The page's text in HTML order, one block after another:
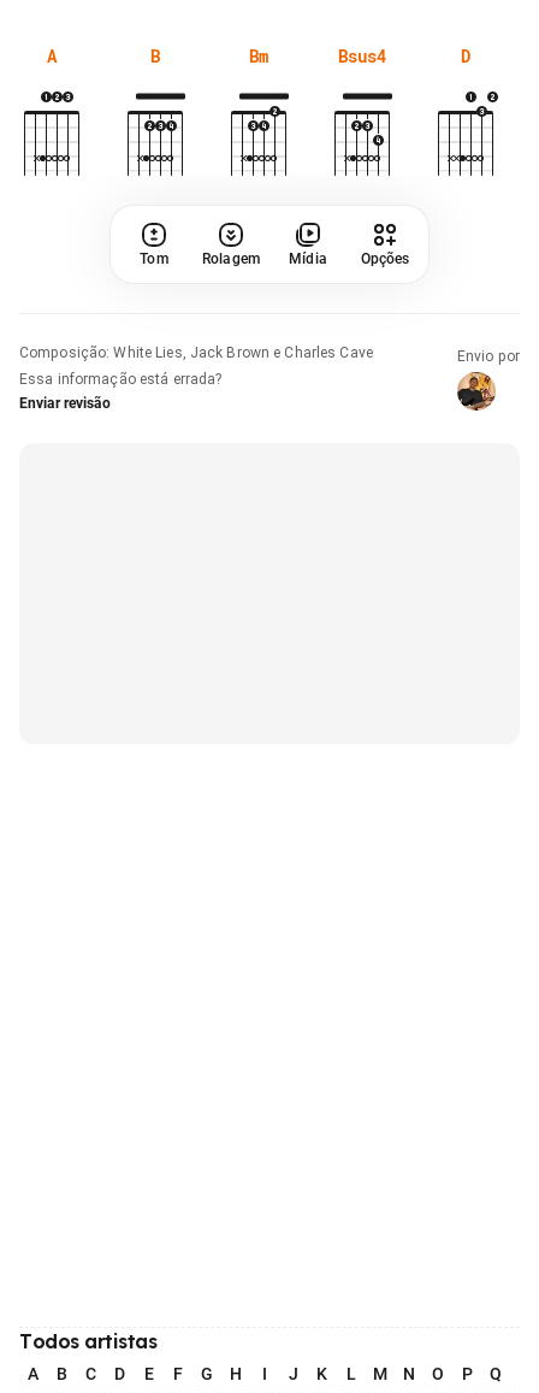
A B Bm Bsus4 D
Tom Rolagem Mídia Opções
Composição:White Lies, Jack Brown e Charles Cave
Essa informação está errada?
Enviar revisão
Envio por
Todos artistas
A B C D E F G H I J K L M N O P Q